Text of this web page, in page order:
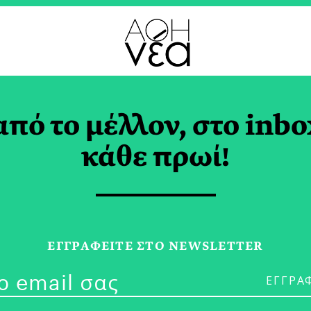
Los Angeles
Festival Ξεκίνησε
το μέλλον, στο
κάθε πρωί!
ΕΓΓPΑΦΕΙΤΕ ΣΤΟ NEWSLETTER